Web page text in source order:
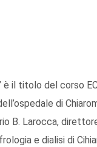
è il titolo del corso
di
B. Larocca,
e dialisi di